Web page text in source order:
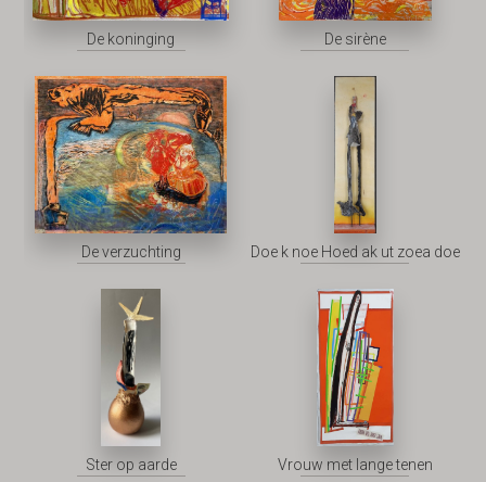
De koninging De sirène
De verzuchting Doe k noe Hoed ak ut zoea doe
Ster op aarde Vrouw met lange tenen